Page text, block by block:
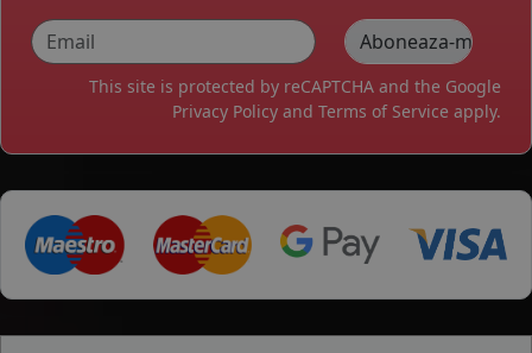
This site is protected by reCAPTCHA and the Google
Privacy Policy and Terms of Service apply.